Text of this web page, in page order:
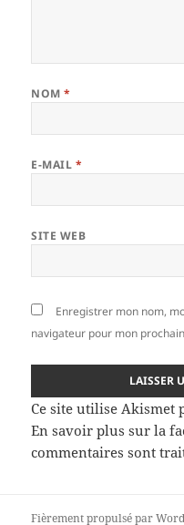
NOM*
E-MAIL *
SITE WEB
Enregistrer mon nom,
navigateur pour mon
Ce site utilise Akismet
En savoir plus sur la
commentaires sont
Fièrement propulsé par